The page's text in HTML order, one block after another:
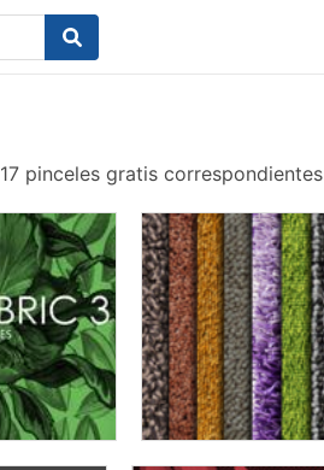
17 pinceles gratis correspondientes